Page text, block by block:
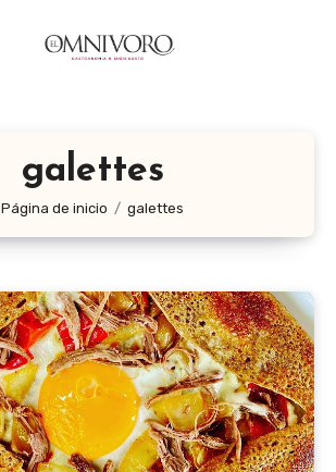
galettes
Página de inicio galettes